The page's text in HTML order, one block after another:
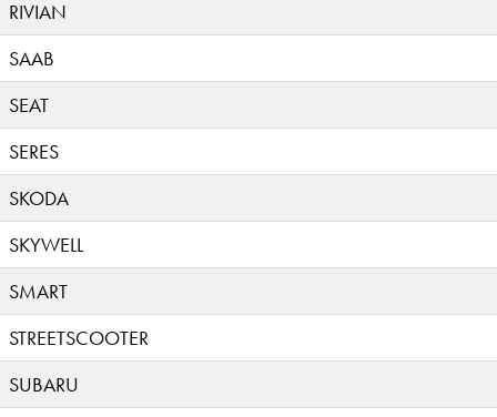
RIVIAN
SAAB
SEAT
SERES
SKODA
SKYWELL
SMART
STREETSCOOTER
SUBARU